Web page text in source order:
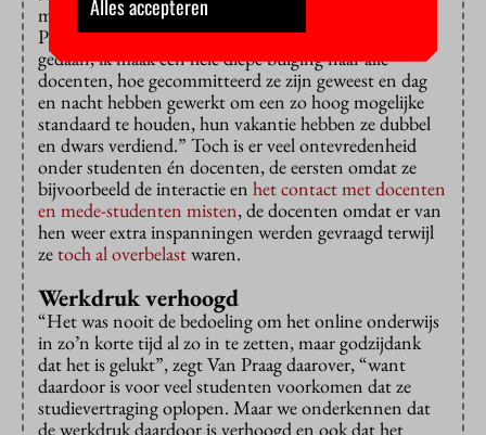
maanden hun eigen online onderwijs geprezen. Van
Praag doet het nu ook: “We hebben het fantastisch
gedaan, ik maak een hele diepe buiging naar alle
docenten, hoe gecommitteerd ze zijn geweest en dag
en nacht hebben gewerkt om een zo hoog mogelijke
standaard te houden, hun vakantie hebben ze dubbel
en dwars verdiend.” Toch is er veel ontevredenheid
onder studenten én docenten, de eersten omdat ze
bijvoorbeeld de interactie en het contact met docenten
en mede-studenten misten, de docenten omdat er van
hen weer extra inspanningen werden gevraagd terwijl
zetoch al overbelastwaren.
Werkdruk verhoogd
“Het was nooit de bedoeling om het online onderwijs
in zo’n korte tijd al zo in te zetten, maar godzijdank
dat het is gelukt”, zegt Van Praag daarover, “want
daardoor is voor veel studenten voorkomen dat ze
studievertraging oplopen. Maar we onderkennen dat
de werkdruk daardoor is verhoogd en ook dat het
Alles accepteren